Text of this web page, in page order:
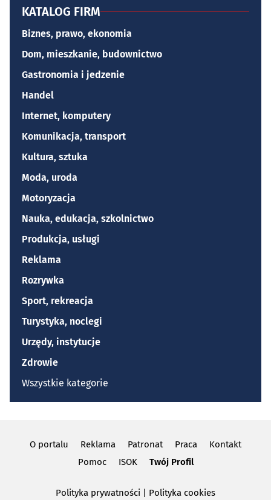
KATALOG FIRM
Biznes, prawo, ekonomia
Dom, mieszkanie, budownictwo
Gastronomia i jedzenie
Handel
Internet, komputery
Komunikacja, transport
Kultura, sztuka
Moda, uroda
Motoryzacja
Nauka, edukacja, szkolnictwo
Produkcja, usługi
Reklama
Rozrywka
Sport, rekreacja
Turystyka, noclegi
Urzędy, instytucje
Zdrowie
Wszystkie kategorie
O portalu Reklama Patronat Praca
Kontakt
Pomoc
ISOK Twój Profil
Polityka prywatności Polityka cookies